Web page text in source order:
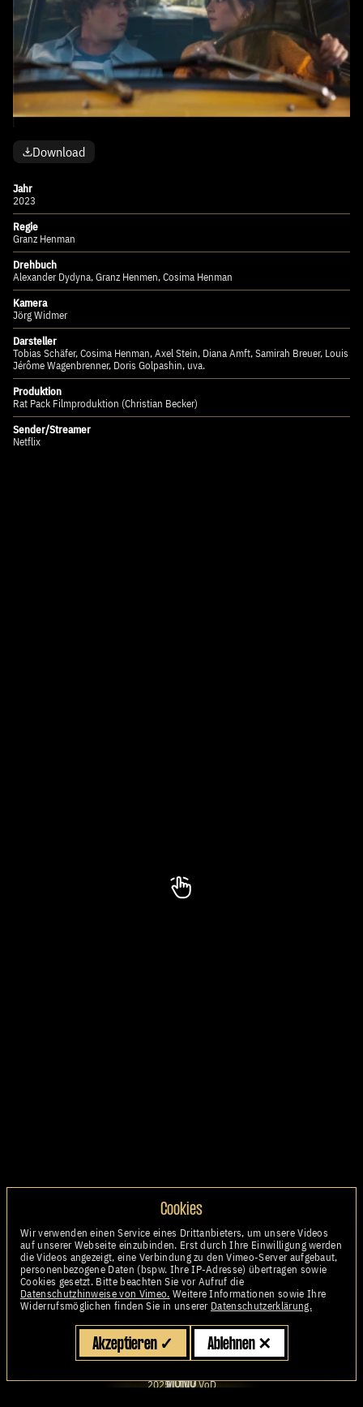
Cookies
Wir verwenden einen Service eines Drittanbieters, um unsere Videos
auf unserer Webseite einzubinden. Erst durch Ihre Einwilligung werden
die Videos angezeigt, eine Verbindung zu den Vimeo-Server aufgebaut,
personenbezogene Daten (bspw. Ihre IP-Adresse) übertragen sowie
Cookies gesetzt. Bitte beachten Sie vor Aufruf die
Datenschutzhinweise von Vimeo. Weitere Informationen sowie Ihre
Widerrufsmöglichen finden Sie in unserer Datenschutzerklärung.
Akzeptieren ✓ Ablehnen ✕
Download
Jahr
2023
Regie
Granz Henman
Drehbuch
Alexander Dydyna, Granz Henmen, Cosima Henman
Kamera
Jörg Widmer
Darsteller
Tobias Schäfer, Cosima Henman, Axel Stein, Diana Amft, Samirah Breuer, Louis
Jérôme Wagenbrenner, Doris Golpashin, uva.
Produktion
Rat Pack Filmproduktion (Christian Becker)
Sender/Streamer
Netflix
Unsere neuesten Produktionen
2025|TV / VoD
MOMO